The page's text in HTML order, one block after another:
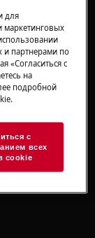
острых
для
маркетинговых
и партнерами по
«Согласиться с
на
подробной
с
всех
cookie